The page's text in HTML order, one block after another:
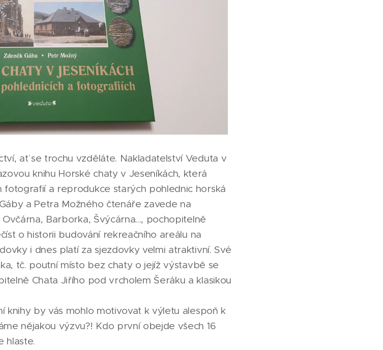
ať se trochu vzděláte. Nakladatelství Veduta v
knihu Horské chaty v Jeseníkách, která
a reprodukce starých pohlednic horská
a Petra Možného čtenáře zavede na
Barborka, Švýcárna..., pochopitelně
o historii budování rekreačního areálu na
i dnes platí za sjezdovky velmi atraktivní. Své
tč. poutní místo bez chaty o jejíž výstavbě se
Chata Jiřího pod vrcholem Šeráku a klasikou
knihy by vás mohlo motivovat k výletu alespoň k
nějakou výzvu?! Kdo první obejde všech 16
hlaste.